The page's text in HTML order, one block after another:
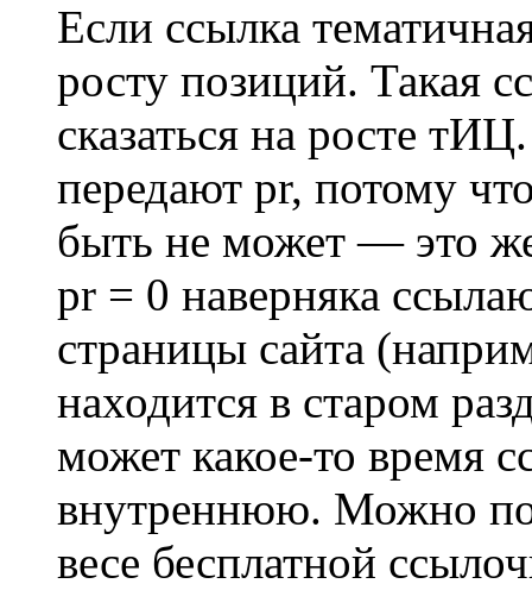
Если ссылка
росту позиций. Такая
сказаться на росте
передают pr, потому
быть не может — это
pr = 0 наверняка
страницы сайта
находится в старом
может какое-то время
внутреннюю. Можно
весе бесплатной